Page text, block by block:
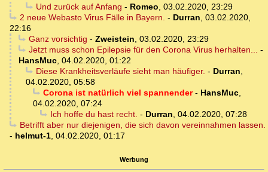
Und zurück auf Anfang - Romeo, 03.02.2020, 23:29
2 neue Webasto Virus Fälle in Bayern. - Durran, 03.02.2020,
22:16
Ganz vorsichtig - Zweistein, 03.02.2020, 23:29
Jetzt muss schon Epilepsie für den Corona Virus herhalten... -
HansMuc, 04.02.2020, 01:22
Diese Krankheitsverläufe sieht man häufiger. - Durran,
04.02.2020, 05:58
Corona ist natürlich viel spannender- HansMuc,
04.02.2020, 07:24
Ich hoffe du hast recht. - Durran, 04.02.2020, 07:28
Betrifft aber nur diejenigen, die sich davon vereinnahmen lassen.
- helmut-1, 04.02.2020, 01:17
Werbung